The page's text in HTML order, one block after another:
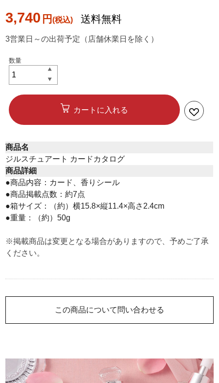
3,740 円 送料無料
3営業日～の出荷予定（店舗休業日を除く）
カートに入れる
この商品について問い合わせる
商品名
ジルスチュアート カードカタログ
商品詳細
●商品内容：カード、香りシール
●商品掲載点数：約7点
●箱サイズ：（約）横15.8×縦11.4×高さ2.4cm
●重量：（約）50g
※掲載商品は変更となる場合がありますので、予めご了承
ください。